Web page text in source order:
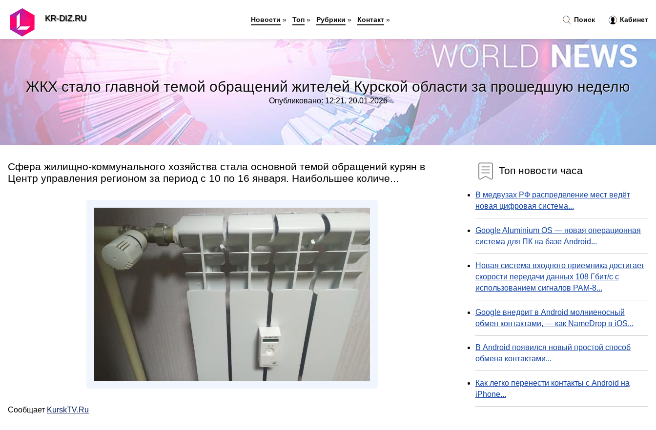
ЖКХ стало главной темой обращений жителей Курской области за прошедшую неделю
Опубликовано: 12:21, 20.01.2026
Сфера жилищно-коммунального хозяйства стала основной темой обращений курян в
Центр управления регионом за период с 10 по 16 января. Наибольшее количе...
Сообщает KurskTV.Ru
Топ новости часа
В медвузах РФ распределение мест ведёт
новая цифровая система...
Google Aluminium OS — новая операционная
система для ПК на базе Android...
Новая система входного приемника достигает
скорости передачи данных 108 Гбит/с с
использованием сигналов PAM-8...
Google внедрит в Android молниеносный
обмен контактами, — как NameDrop в iOS...
В Android появился новый простой способ
обмена контактами...
Как легко перенести контакты с Android на
iPhone...
Поиск Кабинет
KR-DIZ.RU Новости » Топ » Рубрики » Контакт »